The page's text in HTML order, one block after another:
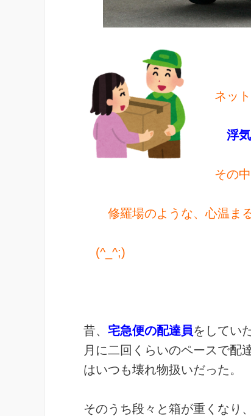
ネット
浮
その中
修羅場のような、心温ま
(^_^;)
昔、 宅急便の配達員をしてい
月に二回くらいのペースで配
はいつも壊れ物扱いだった。
そのうち段々と箱が重くなり、